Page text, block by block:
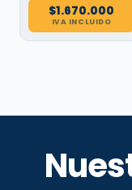
$1.670.000
IVA INCLUIDO